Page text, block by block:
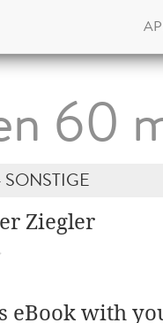
60
Ziegler
eBook with